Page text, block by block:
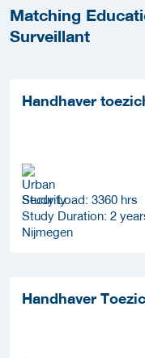
Matching
Surveillant
Handhaver
Study Load: 3360 hrs
Study Duration: 2
Nijmegen
Handhaver